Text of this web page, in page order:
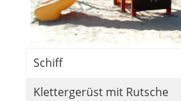
Schiff
Klettergerüst mit Rutsche